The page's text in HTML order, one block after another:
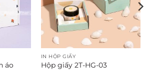
áo
IN HỘP GIẤY
Hộp giấy 2T-HG-03